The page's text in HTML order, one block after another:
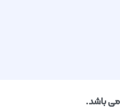
می باشد.